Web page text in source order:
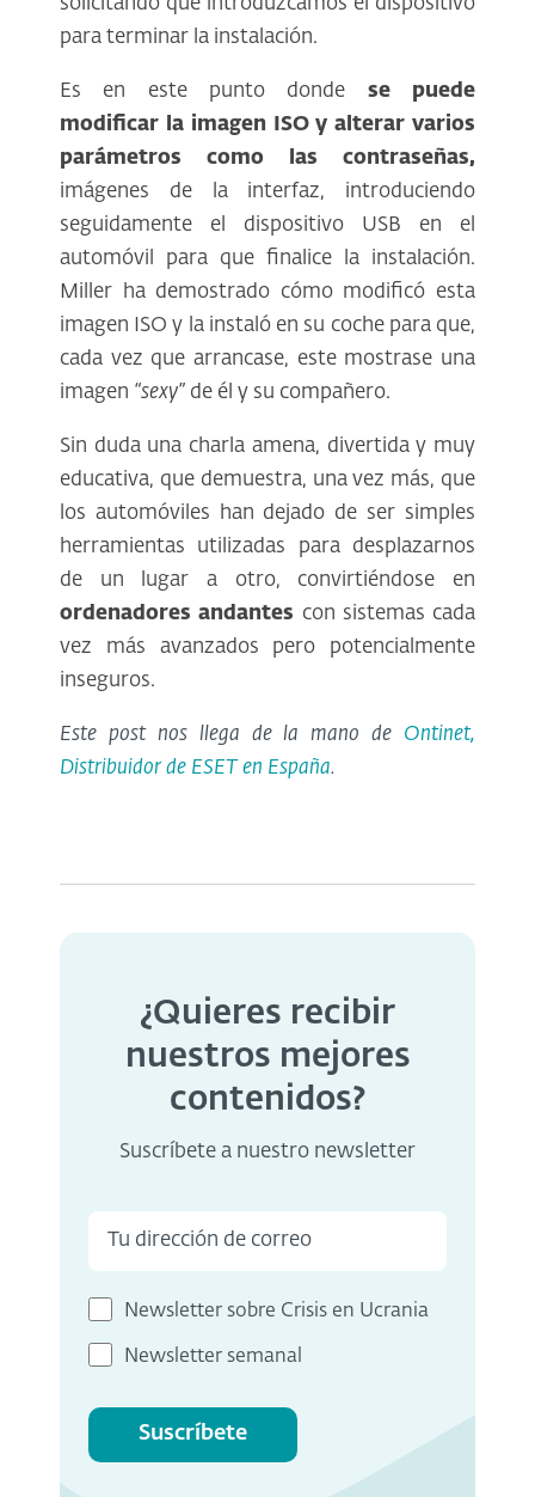
solicitando que introduzcamos el dispositivo
para terminar la instalación.
Es en este punto donde se puede
modificar la imagen ISO y alterar varios
parámetros como las contraseñas,
imágenes de la interfaz, introduciendo
seguidamente el dispositivo USB en el
automóvil para que finalice la instalación.
Miller ha demostrado cómo modificó esta
imagen ISO y la instaló en su coche para que,
cada vez que arrancase, este mostrase una
imagen “sexy” de él y su compañero.
Sin duda una charla amena, divertida y muy
educativa, que demuestra, una vez más, que
los automóviles han dejado de ser simples
herramientas utilizadas para desplazarnos
de un lugar a otro, convirtiéndose en
ordenadores andantes con sistemas cada
vez más avanzados pero potencialmente
inseguros.
Este post nos llega de la mano de Ontinet,
Distribuidor de ESET en España.
¿Quieres recibir
nuestros mejores
contenidos?
Suscríbete a nuestro newsletter
Newsletter sobre Crisis en Ucrania
Newsletter semanal
Suscríbete